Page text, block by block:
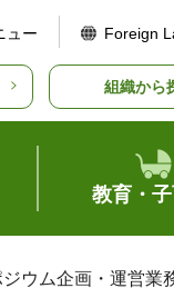
ュー Foreign
組織から
教育・
ウム企画・運営業